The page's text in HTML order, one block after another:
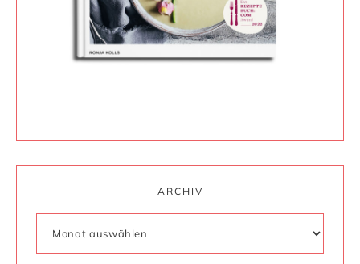
ARCHIV